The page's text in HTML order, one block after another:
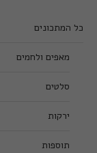
כל המתכונים
מאפים ולחמים
סלטים
ירקות
תוספות